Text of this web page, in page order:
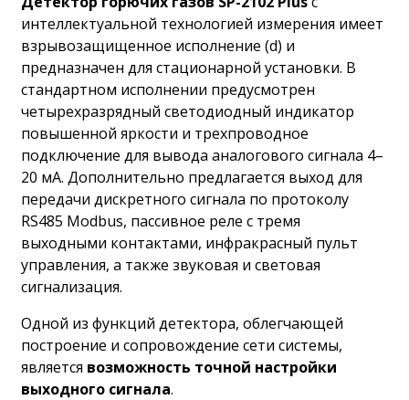
интеллектуальной технологией измерения имеет
взрывозащищенное исполнение (d) и
предназначен для стационарной установки. В
стандартном исполнении предусмотрен
четырехразрядный светодиодный индикатор
повышенной яркости и трехпроводное
подключение для вывода аналогового сигнала 4–
20 мА. Дополнительно предлагается выход для
передачи дискретного сигнала по протоколу
RS485 Modbus, пассивное реле с тремя
выходными контактами, инфракрасный пульт
управления, а также звуковая и световая
сигнализация.
Одной из функций детектора, облегчающей
построение и сопровождение сети системы,
является возможность точной настройки
выходного сигнала.